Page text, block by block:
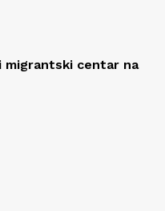
migrantski centar na